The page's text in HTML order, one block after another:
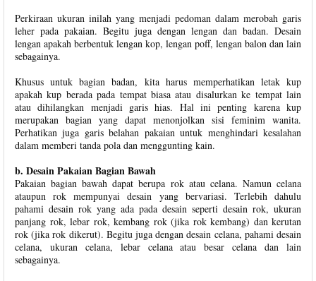
Perkiraan ukuran inilah yang menjadi pedoman dalam merobah garis
leher pada pakaian. Begitu juga dengan lengan dan badan. Desain
lengan apakah berbentuk lengan kop, lengan poff, lengan balon dan lain
sebagainya.
Khusus untuk bagian badan, kita harus memperhatikan letak kup
apakah kup berada pada tempat biasa atau disalurkan ke tempat lain
atau dihilangkan menjadi garis hias. Hal ini penting karena kup
merupakan bagian yang dapat menonjolkan sisi feminim wanita.
Perhatikan juga garis belahan pakaian untuk menghindari kesalahan
dalam memberi tanda pola dan menggunting kain.
b. Desain Pakaian Bagian Bawah
Pakaian bagian bawah dapat berupa rok atau celana. Namun celana
ataupun rok mempunyai desain yang bervariasi. Terlebih dahulu
pahami desain rok yang ada pada desain seperti desain rok, ukuran
panjang rok, lebar rok, kembang rok (jika rok kembang) dan kerutan
rok (jika rok dikerut). Begitu juga dengan desain celana, pahami desain
celana, ukuran celana, lebar celana atau besar celana dan lain
sebagainya.